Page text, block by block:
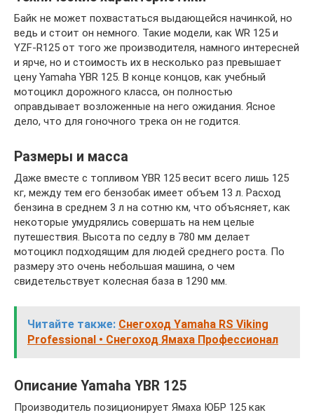
Байк не может похвастаться выдающейся начинкой, но
ведь и стоит он немного. Такие модели, как WR 125 и
YZF-R125 от того же производителя, намного интересней
и ярче, но и стоимость их в несколько раз превышает
цену Yamaha YBR 125. В конце концов, как учебный
мотоцикл дорожного класса, он полностью
оправдывает возложенные на него ожидания. Ясное
дело, что для гоночного трека он не годится.
Размеры и масса
Даже вместе с топливом YBR 125 весит всего лишь 125
кг, между тем его бензобак имеет объем 13 л. Расход
бензина в среднем 3 л на сотню км, что объясняет, как
некоторые умудрялись совершать на нем целые
путешествия. Высота по седлу в 780 мм делает
мотоцикл подходящим для людей среднего роста. По
размеру это очень небольшая машина, о чем
свидетельствует колесная база в 1290 мм.
Читайте также: Снегоход Yamaha RS Viking
Professional • Cнегоход Ямаха Профессионал
Описание Yamaha YBR 125
Производитель позиционирует Ямаха ЮБР 125 как